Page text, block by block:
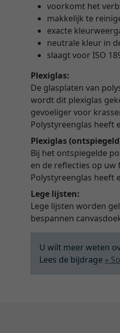
voorkomt het
makkelijk te
exacte
neutrale kleur in
slaagt voor ISO
Plexiglas:
De glasplaten van
wordt dit plexiglas
gevoeliger voor
Polystyreenglas heeft
Plexiglas
Bij het ontspiegelde
en de reflecties op uw
Polystyreenglas heeft
Lege lijsten:
Lege lijsten worden
bespannen
U wilt meer weten
Lees de bijdrage »